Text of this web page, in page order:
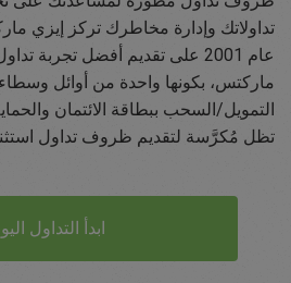
تداولاتك وإدارة مخاطرك تركز إيزي
عام 2001 على تقديم أفضل تجربة
ماركتس، بكونها واحدة من أوائل وسطاء
التمويل/السحب ببطاقة الائتمان
تظل مُكرَّسة لتقديم ظروف تداول
ابدأ التداول